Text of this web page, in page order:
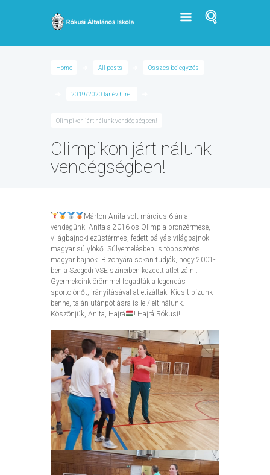
Home All posts Összes bejegyzés
2019/2020 tanév hírei
Olimpikon járt nálunk vendégségben!
Olimpikon járt nálunk
vendégségben!
Márton Anita volt március 6-án a
vendégünk! Anita a 2016-os Olimpia bronzérmese,
világbajnoki ezüstérmes, fedett pályás világbajnok
magyar súlylökő. Súlyemelésben is többszörös
magyar bajnok. Bizonyára sokan tudják, hogy 2001-
ben a Szegedi VSE színeiben kezdett atletizálni.
Gyermekeink örömmel fogadták a legendás
sportolónőt, irányításával atletizáltak. Kicsit bízunk
benne, talán utánpótlásra is lel/lelt nálunk.
Köszönjük, Anita, Hajrá
! Hajrá Rókusi!